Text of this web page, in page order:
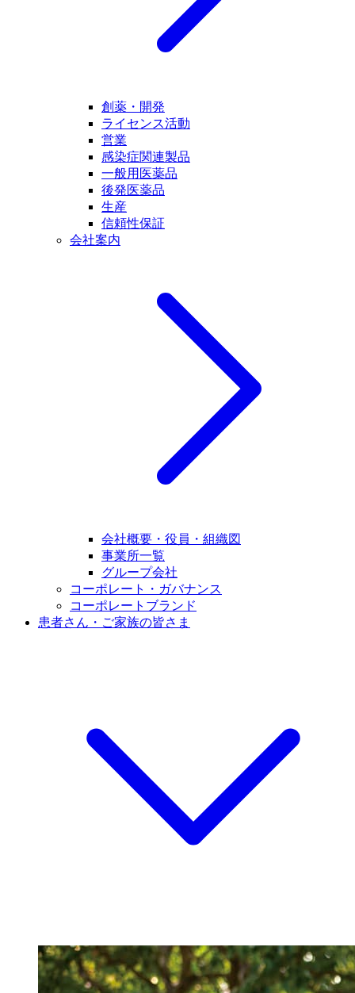
創薬・開発
ライセンス活動
営業
感染症関連製品
一般用医薬品
後発医薬品
生産
信頼性保証
会社案内
会社概要・役員・組織図
事業所一覧
グループ会社
コーポレート・ガバナンス
コーポレートブランド
患者さん・ご家族の皆さま